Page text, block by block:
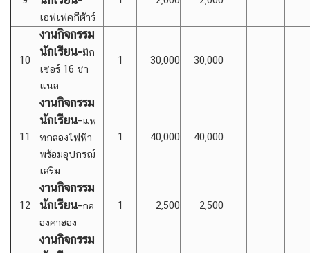
เอฟเฟคกีต้าร์
10
งานกิจกรรม
นักเรียน-มิก
เซอร์ 16 ชา
แนล
1 30,000 30,000
11
งานกิจกรรม
นักเรียน-แพ
ทกลองไฟฟ้า
พร้อมอุปกรณ์
เสริม
1 40,000 40,000
12
งานกิจกรรม
นักเรียน-กล
องคาฮอง
1 2,500 2,500
งานกิจกรรม